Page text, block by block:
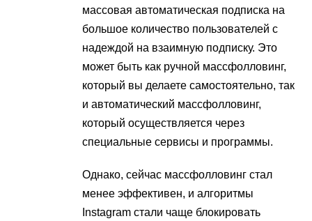
массовая автоматическая подписка на
большое количество пользователей с
надеждой на взаимную подписку. Это
может быть как ручной массфолловинг,
который вы делаете самостоятельно, так
и автоматический массфолловинг,
который осуществляется через
специальные сервисы и программы​.
Однако, сейчас массфолловинг стал
менее эффективен, и алгоритмы
Instagram стали чаще блокировать